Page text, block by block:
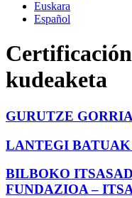
Euskara
Español
kudeaketa
GURUTZE
LANTEGI
BILBOKO
FUNDAZIOA –